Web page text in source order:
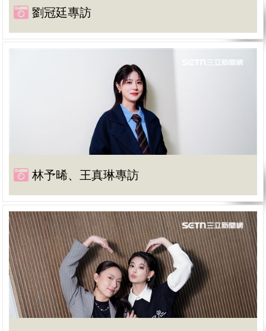
劉冠廷專訪
林予晞、王真琳專訪